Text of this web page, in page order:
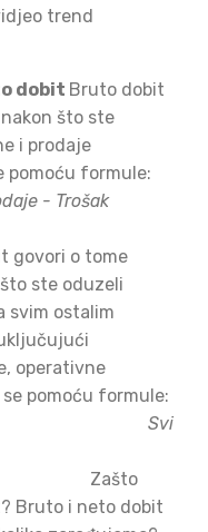
trend
dobit Bruto dobit
što ste
i prodaje
pomoću formule:
- Trošak
o tome
ste oduzeli
svim ostalim
operativne
pomoću formule:
Svi
Bruto i neto dobit